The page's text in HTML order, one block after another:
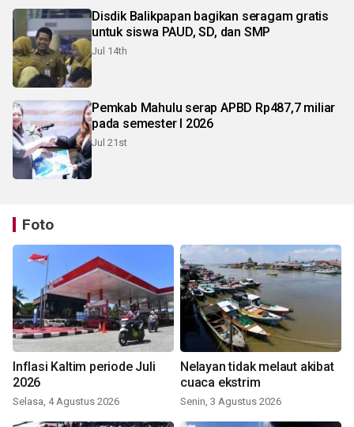
Disdik Balikpapan bagikan seragam gratis
untuk siswa PAUD, SD, dan SMP
Jul 14th
Pemkab Mahulu serap APBD Rp487,7 miliar
pada semester I 2026
Jul 21st
Foto
Inflasi Kaltim periode Juli
2026
Selasa, 4 Agustus 2026
Nelayan tidak melaut akibat
cuaca ekstrim
Senin, 3 Agustus 2026